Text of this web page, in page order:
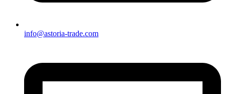
info@astoria-trade.com